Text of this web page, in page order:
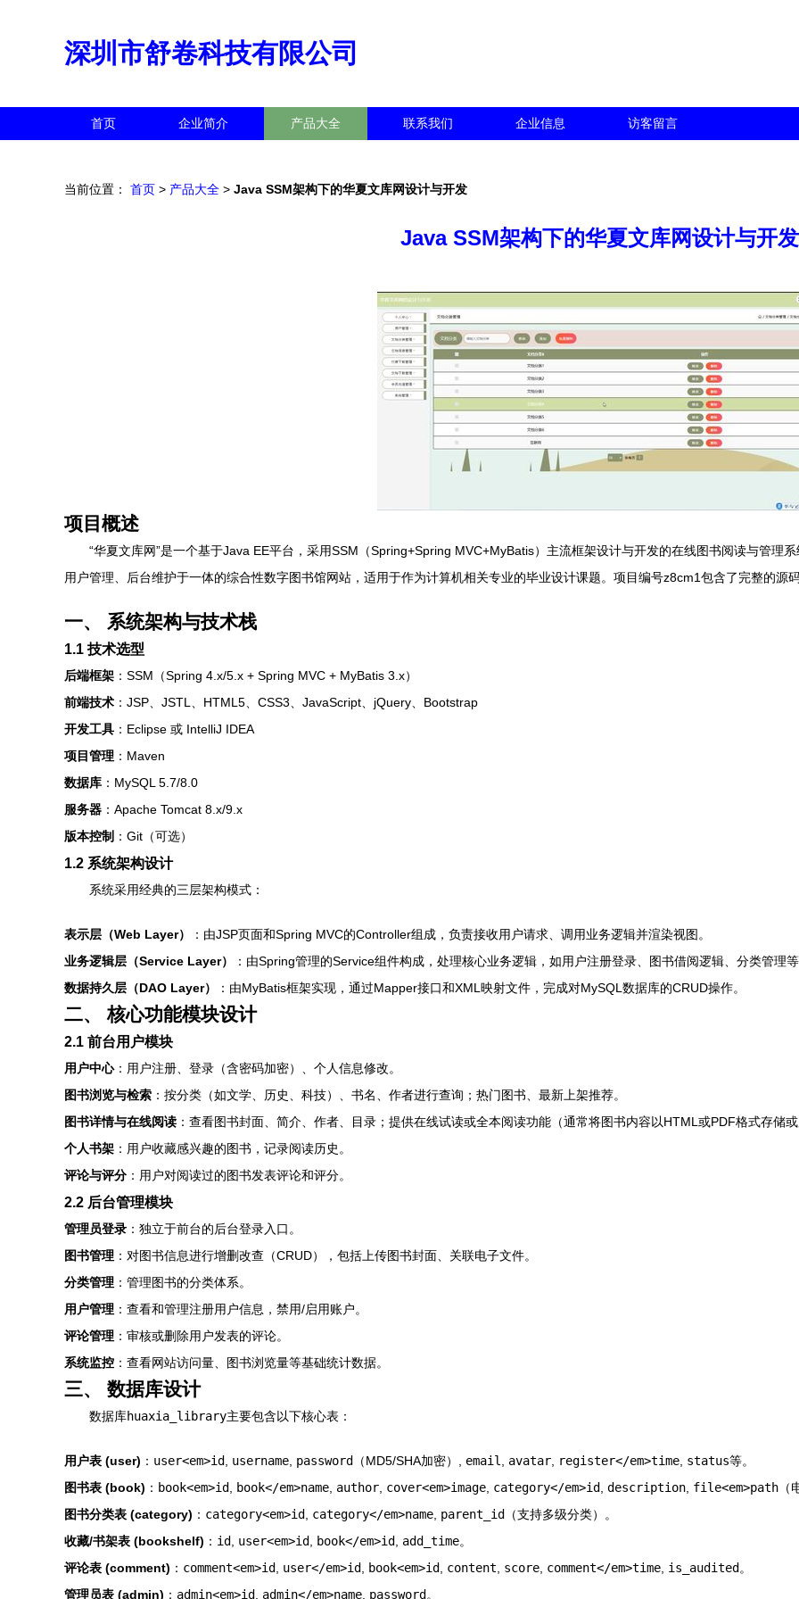
深圳市舒卷科技有限公司
首页 企业简介 产品大全 联系我们 企业信息 访客留言
当前位置： 首页 > 产品大全 > Java SSM架构下的华夏文库网设计与开发
Java SSM架构下的华夏文库网设计与开发
项目概述
“华夏文库网”是一个基于Java EE平台，采用SSM（Spring+Spring MVC+MyBatis）主流框架设计与开发的在线图书阅读与管理
用户管理、后台维护于一体的综合性数字图书馆网站，适用于作为计算机相关专业的毕业设计课题。项目编号z8cm1包含了完整的源
一、 系统架构与技术栈
1.1 技术选型
后端框架 ：SSM（Spring 4.x/5.x + Spring MVC + MyBatis 3.x）
前端技术 ：JSP、JSTL、HTML5、CSS3、JavaScript、jQuery、Bootstrap
开发工具 ：Eclipse 或 IntelliJ IDEA
项目管理 ：Maven
数据库 ：MySQL 5.7/8.0
服务器 ：Apache Tomcat 8.x/9.x
版本控制 ：Git（可选）
1.2 系统架构设计
系统采用经典的三层架构模式：
表示层（Web Layer）
：由JSP页面和Spring MVC的Controller组成，负责接收用户请求、调用业务逻辑并渲染视图。
业务逻辑层（Service Layer）
：由Spring管理的Service组件构成，处理核心业务逻辑，如用户注册登录、图书借阅逻辑、分类管理等
数据持久层（DAO Layer）
：由MyBatis框架实现，通过Mapper接口和XML映射文件，完成对MySQL数据库的CRUD操作。
二、 核心功能模块设计
2.1 前台用户模块
用户中心：用户注册、登录（含密码加密）、个人信息修改。
图书浏览与检索 ：按分类（如文学、历史、科技）、书名、作者进行查询；热门图书、最新上架推荐。
图书详情与在线阅读 ：查看图书封面、简介、作者、目录；提供在线试读或全本阅读功能（通常将图书内容以HTML或PDF格式存储或
个人书架 ：用户收藏感兴趣的图书，记录阅读历史。
评论与评分 ：用户对阅读过的图书发表评论和评分。
2.2 后台管理模块
管理员登录 ：独立于前台的后台登录入口。
图书管理 ：对图书信息进行增删改查（CRUD），包括上传图书封面、关联电子文件。
分类管理 ：管理图书的分类体系。
用户管理 ：查看和管理注册用户信息，禁用/启用账户。
评论管理 ：审核或删除用户发表的评论。
系统监控 ：查看网站访问量、图书浏览量等基础统计数据。
三、 数据库设计
数据库huaxia_library主要包含以下核心表：
用户表 (user) ： user<em>id username password （MD5/SHA加密）, email avatar register</em>time status等。
图书表 (book) ： book<em>id book</em>name author cover<em>image category</em>id description file<em>path
图书分类表 (category) ： category<em>id category</em>name parent_id
（支持多级分类）。
收藏/书架表 (bookshelf) ： id user<em>id book</em>id add_time。
评论表 (comment) ： comment<em>id user</em>id book<em>id content score comment</em>time is_audited 。
管理员表 (admin) ： admin<em>id admin</em>name password 。